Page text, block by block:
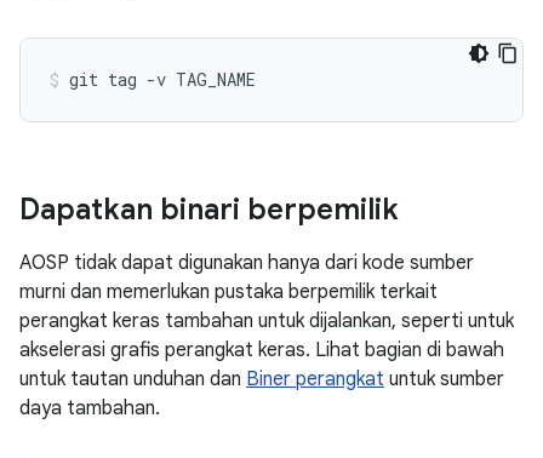
Dapatkan binari berpemilik
AOSP tidak dapat digunakan hanya dari kode sumber
murni dan memerlukan pustaka berpemilik terkait
perangkat keras tambahan untuk dijalankan, seperti untuk
akselerasi grafis perangkat keras. Lihat bagian di bawah
untuk tautan unduhan dan Biner perangkat untuk sumber
daya tambahan.